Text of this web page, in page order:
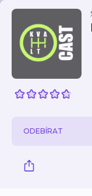
ODEBÍRAT